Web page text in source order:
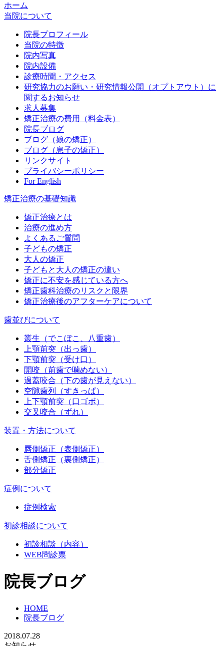
ホーム
当院について
院長プロフィール
当院の特徴
院内写真
院内設備
診療時間・アクセス
研究協力のお願い・研究情報公開（オプトアウト）に
関するお知らせ
求人募集
矯正治療の費用（料金表）
院長ブログ
ブログ（娘の矯正）
ブログ（息子の矯正）
リンクサイト
プライバシーポリシー
For English
矯正治療の基礎知識
矯正治療とは
治療の進め方
よくあるご質問
子どもの矯正
大人の矯正
子どもと大人の矯正の違い
矯正に不安を感じている方へ
矯正歯科治療のリスクと限界
矯正治療後のアフターケアについて
歯並びについて
叢生（でこぼこ、八重歯）
上顎前突（出っ歯）
下顎前突（受け口）
開咬（前歯で噛めない）
過蓋咬合（下の歯が見えない）
空隙歯列（すきっぱ）
上下顎前突（口ゴボ）
交叉咬合（ずれ）
装置・方法について
唇側矯正（表側矯正）
舌側矯正（裏側矯正）
部分矯正
症例について
症例検索
初診相談について
初診相談（内容）
WEB問診票
院長ブログ
HOME
院長ブログ
2018.07.28